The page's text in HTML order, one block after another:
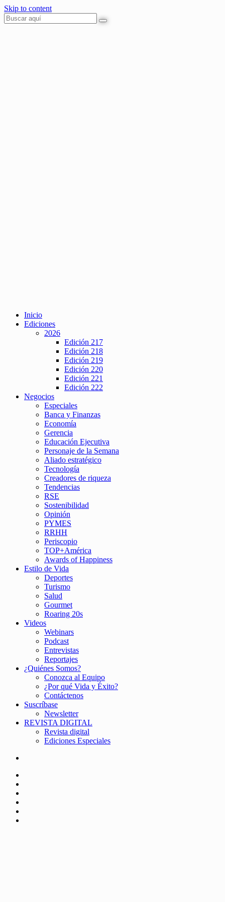
Skip to content
Inicio
Ediciones
2026
Edición 217
Edición 218
Edición 219
Edición 220
Edición 221
Edición 222
Negocios
Especiales
Banca y Finanzas
Economía
Gerencia
Educación Ejecutiva
Personaje de la Semana
Aliado estratégico
Tecnología
Creadores de riqueza
Tendencias
RSE
Sostenibilidad
Opinión
PYMES
RRHH
Periscopio
TOP+América
Awards of Happiness
Estilo de Vida
Deportes
Turismo
Salud
Gourmet
Roaring 20s
Videos
Webinars
Podcast
Entrevistas
Reportajes
¿Quiénes Somos?
Conozca al Equipo
¿Por qué Vida y Éxito?
Contáctenos
Suscríbase
Newsletter
REVISTA DIGITAL
Revista digital
Ediciones Especiales